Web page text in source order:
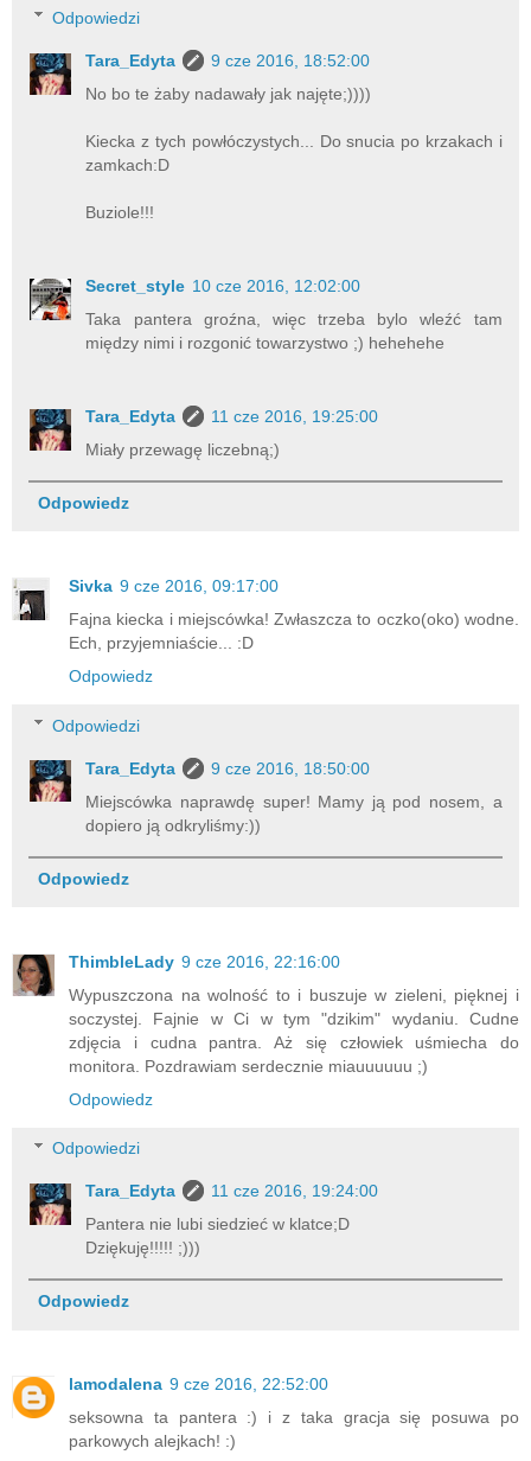
Odpowiedzi
Tara_Edyta
9 cze 2016, 18:52:00
No bo te żaby nadawały jak najęte;))))
Kiecka z tych powłóczystych... Do snucia po krzakach i
zamkach:D
Buziole!!!
Secret_style 10 cze 2016, 12:02:00
Taka pantera groźna, więc trzeba bylo wleźć tam
między nimi i rozgonić towarzystwo ;) hehehehe
Tara_Edyta
11 cze 2016, 19:25:00
Miały przewagę liczebną;)
Odpowiedz
Sivka 9 cze 2016, 09:17:00
Fajna kiecka i miejscówka! Zwłaszcza to oczko(oko) wodne.
Ech, przyjemniaście... :D
Odpowiedz
Odpowiedzi
Tara_Edyta
9 cze 2016, 18:50:00
Miejscówka naprawdę super! Mamy ją pod nosem, a
dopiero ją odkryliśmy:))
Odpowiedz
ThimbleLady 9 cze 2016, 22:16:00
Wypuszczona na wolność to i buszuje w zieleni, pięknej i
soczystej. Fajnie w Ci w tym "dzikim" wydaniu. Cudne
zdjęcia i cudna pantra. Aż się człowiek uśmiecha do
monitora. Pozdrawiam serdecznie miauuuuuu ;)
Odpowiedz
Odpowiedzi
Tara_Edyta
11 cze 2016, 19:24:00
Pantera nie lubi siedzieć w klatce;D
Dziękuję!!!!! ;)))
Odpowiedz
lamodalena 9 cze 2016, 22:52:00
seksowna ta pantera :) i z taka gracja się posuwa po
parkowych alejkach! :)